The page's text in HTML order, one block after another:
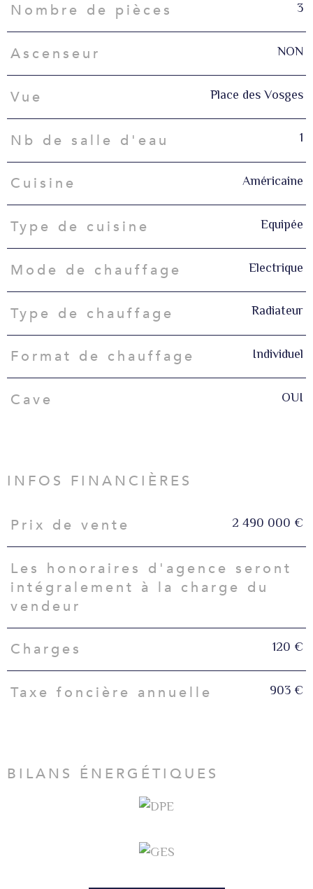
Nombre de pièces 3
Ascenseur NON
Vue Place des Vosges
Nb de salle d'eau 1
Cuisine Américaine
Type de cuisine Equipée
Mode de chauffage Electrique
Type de chauffage Radiateur
Format de chauffage Individuel
Cave OUI
INFOS FINANCIÈRES
Caractéristiques Valeurs
Prix de vente 2 490 000 €
Les honoraires d'agence seront
intégralement à la charge du
vendeur
Charges 120 €
Taxe foncière annuelle 903 €
BILANS ÉNERGÉTIQUES